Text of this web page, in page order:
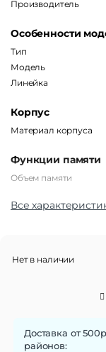
Производитель
Особенности
Тип
Модель
Линейка
Корпус
Материал корпуса
Функции памяти
Объем памяти
Интерфейсы/
Основные
Макс. рабочая
Все
Нет в наличии
Доставка от
районов: